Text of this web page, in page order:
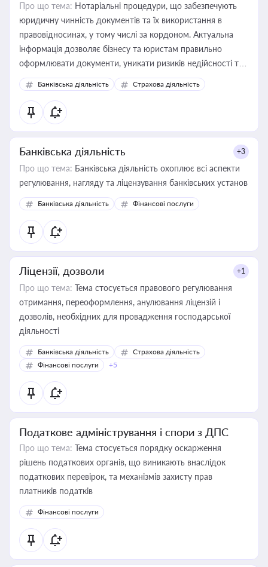
Про що тема: Нотаріальні процедури, що забезпечують
юридичну чинність документів та їх використання в
правовідносинах, у тому числі за кордоном. Актуальна
інформація дозволяє бізнесу та юристам правильно
оформлювати документи, уникати ризиків недійсності та
забезпечувати їх належне прийняття органами влади та
контрагентами
Банківська діяльність Страхова діяльність
Банківська діяльність +3
Про що тема: Банківська діяльність охоплює всі аспекти
регулювання, нагляду та ліцензування банківських установ
Банківська діяльність Фінансові послуги
Ліцензії, дозволи +1
Про що тема: Тема стосується правового регулювання
отримання, переоформлення, анулювання ліцензій і
дозволів, необхідних для провадження господарської
діяльності
Банківська діяльність
Страхова діяльність
Фінансові послуги
+5
Податкове адміністрування і спори з ДПС
Про що тема: Тема стосується порядку оскарження
рішень податкових органів, що виникають внаслідок
податкових перевірок, та механізмів захисту прав
платників податків
Фінансові послуги